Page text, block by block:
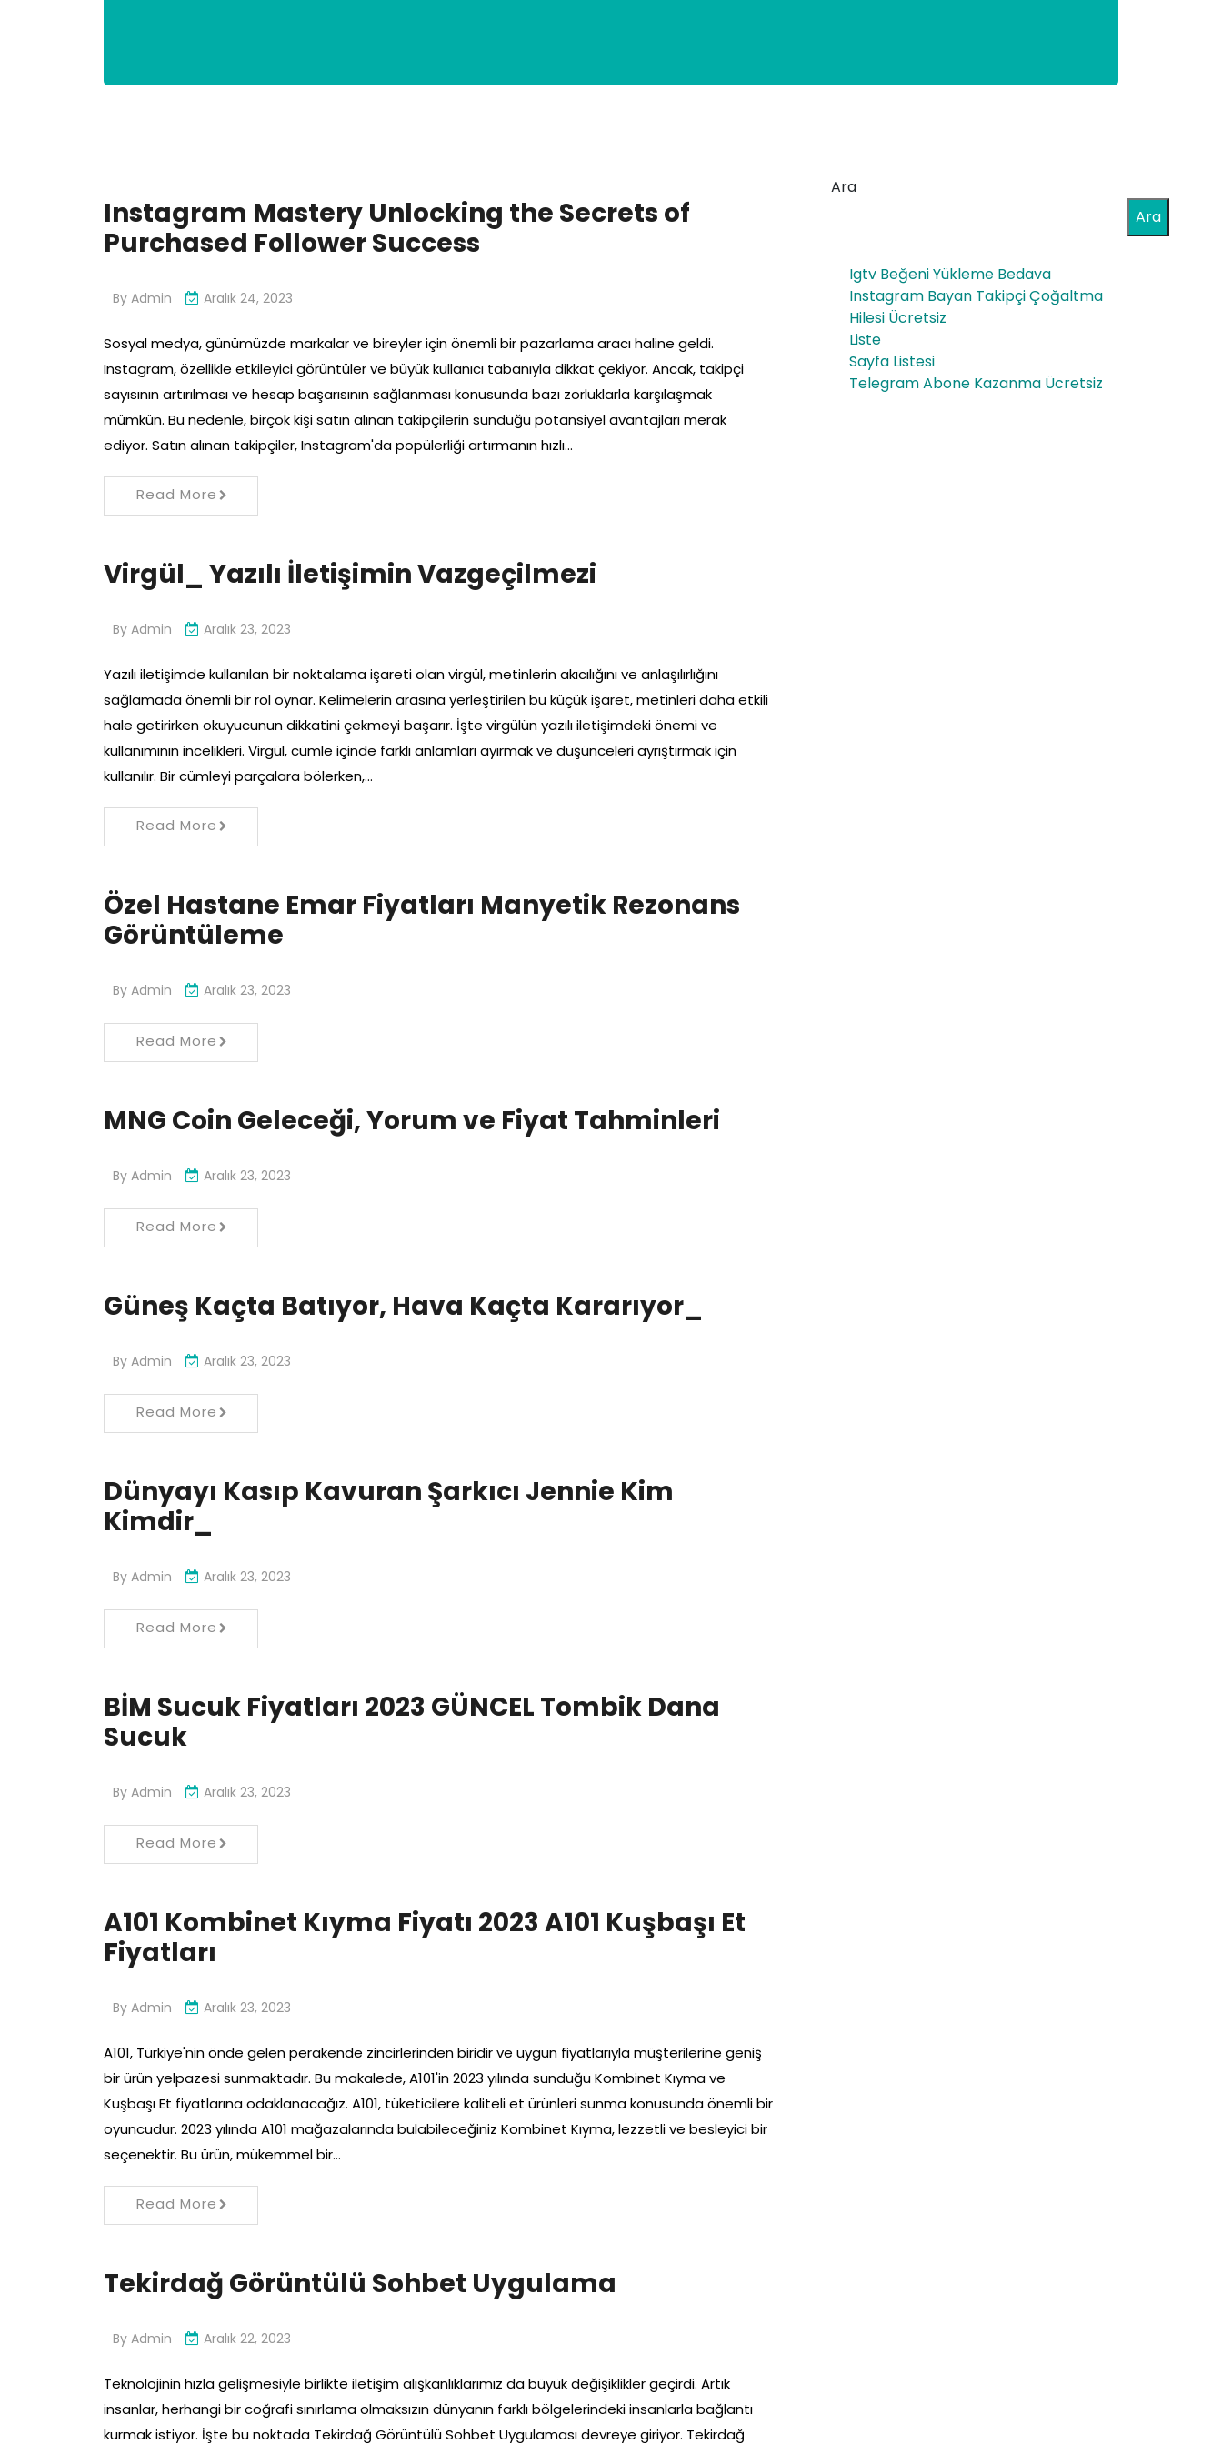
Instagram Mastery Unlocking the Secrets of
Purchased Follower Success
By Admin Aralık 24, 2023
Sosyal medya, günümüzde markalar ve bireyler için önemli bir pazarlama aracı haline geldi.
Instagram, özellikle etkileyici görüntüler ve büyük kullanıcı tabanıyla dikkat çekiyor. Ancak, takipçi
sayısının artırılması ve hesap başarısının sağlanması konusunda bazı zorluklarla karşılaşmak
mümkün. Bu nedenle, birçok kişi satın alınan takipçilerin sunduğu potansiyel avantajları merak
ediyor. Satın alınan takipçiler, Instagram'da popülerliği artırmanın hızlı…
Read More
Virgül_ Yazılı İletişimin Vazgeçilmezi
By Admin Aralık 23, 2023
Yazılı iletişimde kullanılan bir noktalama işareti olan virgül, metinlerin akıcılığını ve anlaşılırlığını
sağlamada önemli bir rol oynar. Kelimelerin arasına yerleştirilen bu küçük işaret, metinleri daha etkili
hale getirirken okuyucunun dikkatini çekmeyi başarır. İşte virgülün yazılı iletişimdeki önemi ve
kullanımının incelikleri. Virgül, cümle içinde farklı anlamları ayırmak ve düşünceleri ayrıştırmak için
kullanılır. Bir cümleyi parçalara bölerken,…
Read More
Özel Hastane Emar Fiyatları Manyetik Rezonans
Görüntüleme
By Admin Aralık 23, 2023
Read More
MNG Coin Geleceği, Yorum ve Fiyat Tahminleri
By Admin Aralık 23, 2023
Read More
Güneş Kaçta Batıyor, Hava Kaçta Kararıyor_
By Admin Aralık 23, 2023
Read More
Dünyayı Kasıp Kavuran Şarkıcı Jennie Kim
Kimdir_
By Admin Aralık 23, 2023
Read More
BİM Sucuk Fiyatları 2023 GÜNCEL Tombik Dana
Sucuk
By Admin Aralık 23, 2023
Read More
A101 Kombinet Kıyma Fiyatı 2023 A101 Kuşbaşı Et
Fiyatları
By Admin Aralık 23, 2023
A101, Türkiye'nin önde gelen perakende zincirlerinden biridir ve uygun fiyatlarıyla müşterilerine geniş
bir ürün yelpazesi sunmaktadır. Bu makalede, A101'in 2023 yılında sunduğu Kombinet Kıyma ve
Kuşbaşı Et fiyatlarına odaklanacağız. A101, tüketicilere kaliteli et ürünleri sunma konusunda önemli bir
oyuncudur. 2023 yılında A101 mağazalarında bulabileceğiniz Kombinet Kıyma, lezzetli ve besleyici bir
seçenektir. Bu ürün, mükemmel bir…
Read More
Tekirdağ Görüntülü Sohbet Uygulama
By Admin Aralık 22, 2023
Teknolojinin hızla gelişmesiyle birlikte iletişim alışkanlıklarımız da büyük değişiklikler geçirdi. Artık
insanlar, herhangi bir coğrafi sınırlama olmaksızın dünyanın farklı bölgelerindeki insanlarla bağlantı
kurmak istiyor. İşte bu noktada Tekirdağ Görüntülü Sohbet Uygulaması devreye giriyor. Tekirdağ
Ara
Ara
Igtv Beğeni Yükleme Bedava
Instagram Bayan Takipçi Çoğaltma
Hilesi Ücretsiz
Liste
Sayfa Listesi
Telegram Abone Kazanma Ücretsiz